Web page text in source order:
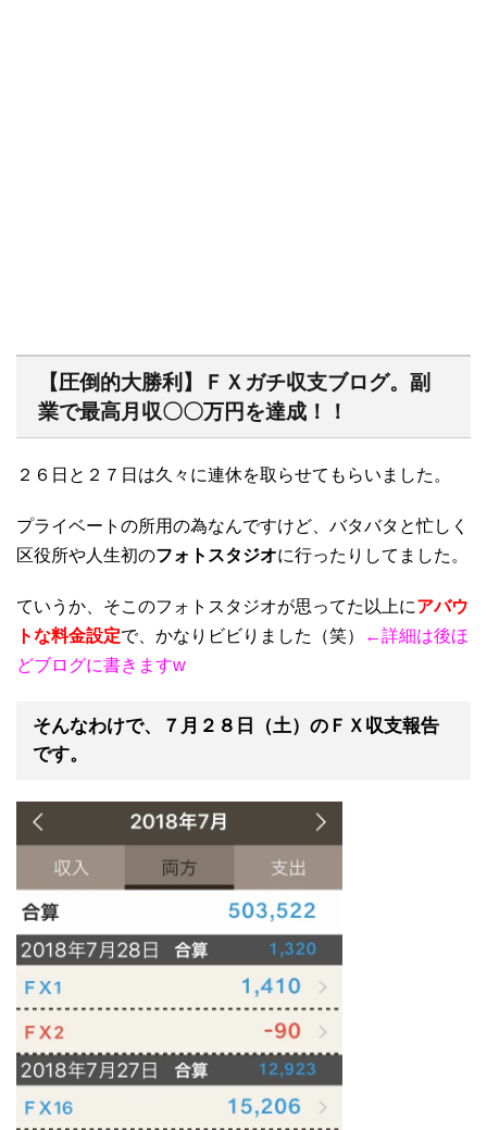
【圧倒的大勝利】ＦＸガチ収支ブログ。副
業で最高月収〇〇万円を達成！！
２６日と２７日は久々に連休を取らせてもらいました。
プライベートの所用の為なんですけど、バタバタと忙しく
区役所や人生初のフォトスタジオに行ったりしてました。
ていうか、そこのフォトスタジオが思ってた以上にアバウ
トな料金設定で、かなりビビりました（笑）
←詳細は後ほ
どブログに書きますw
そんなわけで、
７月２８日（土）のＦＸ収支報告
です。